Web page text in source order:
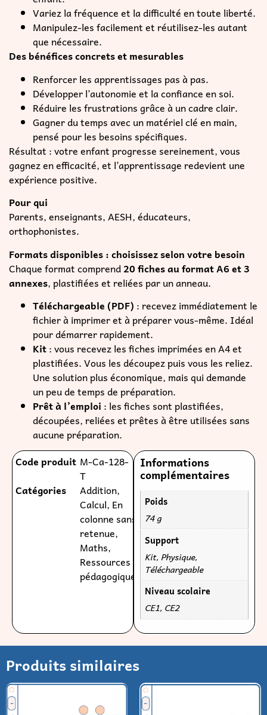
Variez la fréquence et la difficulté en toute liberté.
Manipulez-les facilement et réutilisez-les autant
que nécessaire.
Des bénéfices concrets et mesurables
Renforcer les apprentissages pas à pas.
Développer l’autonomie et la confiance en soi.
Réduire les frustrations grâce à un cadre clair.
Gagner du temps avec un matériel clé en main,
pensé pour les besoins spécifiques.
Résultat : votre enfant progresse sereinement, vous
gagnez en efficacité, et l’apprentissage redevient une
expérience positive.
Pour qui
Parents, enseignants, AESH, éducateurs,
orthophonistes.
Formats disponibles : choisissez selon votre besoin
Chaque format comprend20 fiches au format A6 et 3
annexes, plastifiées et reliées par un anneau.
Téléchargeable (PDF) : recevez immédiatement le
fichier à imprimer et à préparer vous-même. Idéal
pour démarrer rapidement.
Kit: vous recevez les fiches imprimées en A4 et
plastifiées. Vous les découpez puis vous les reliez.
Une solution plus économique, mais qui demande
un peu de temps de préparation.
Prêt à l’emploi : les fiches sont plastifiées,
découpées, reliées et prêtes à être utilisées sans
aucune préparation.
Code produit M-Ca-128-
T
Catégories
Addition,
Calcul, En
colonne sans
retenue,
Maths,
Ressources
pédagogiques
Informations
complémentaires
Poids
74 g
Support
Kit, Physique,
Téléchargeable
Niveau scolaire
CE1, CE2
Produits similaires